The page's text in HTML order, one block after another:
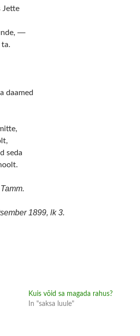
Jette
—
daamed
seda
1899, lk 3.
Kuis võid sa magada rahus?
In "saksa luule"